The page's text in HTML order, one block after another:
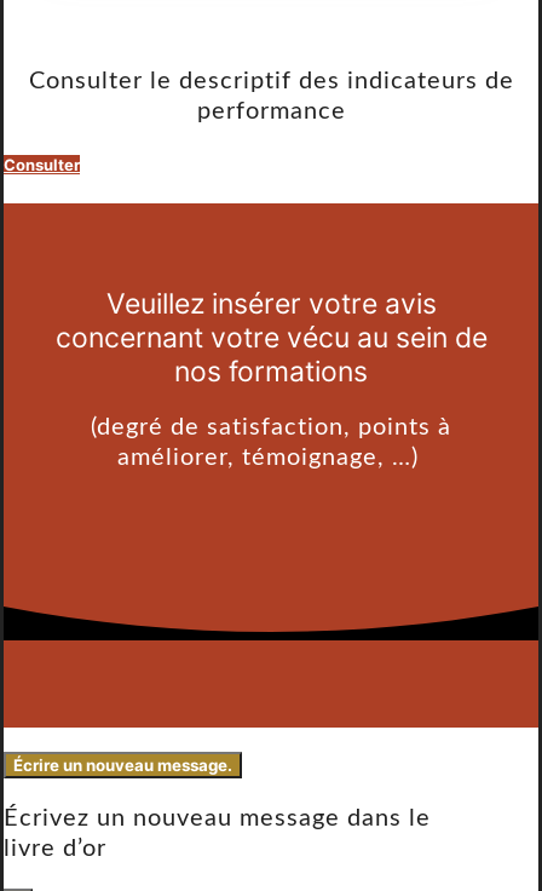
Consulter le descriptif des indicateurs de
performance
Consulter
Veuillez insérer votre avis
concernant votre vécu au sein de
nos formations
(degré de satisfaction, points à
améliorer, témoignage, …)
Écrivez un nouveau message dans le
livre d’or